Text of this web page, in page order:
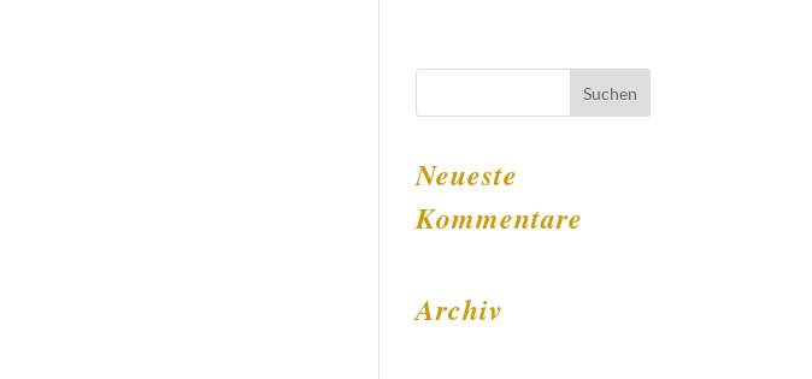
Neueste
Kommentare
Archiv